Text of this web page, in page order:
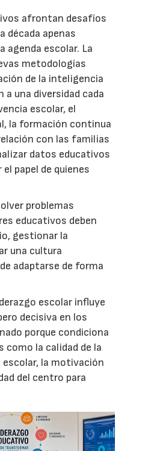
afrontan desafíos
década apenas
agenda escolar. La
metodologías
de la inteligencia
una diversidad cada
escolar, el
la formación continua
con las familias
datos educativos
papel de quienes
problemas
educativos deben
gestionar la
una cultura
adaptarse de forma
escolar influye
decisiva en los
porque condiciona
como la calidad de la
escolar, la motivación
del centro para